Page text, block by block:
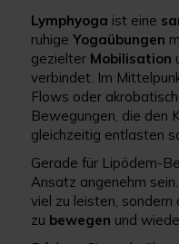
Lymphyoga ist eine
ruhigeYogaübungen
gezielter Mobilisation
verbindet. Im
Flows oder
Bewegungen, die den
gleichzeitig entlasten
Gerade für Lipödem-
Ansatz angenehm
viel zu leisten, sondern
zu bewegen und